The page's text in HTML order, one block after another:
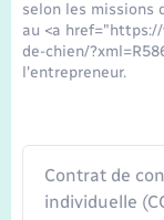
Sécurité -
Seniors
Voirie et
selon les missions
au <a
de-chien/
l'entrepreneur.
Contrat de
individuelle